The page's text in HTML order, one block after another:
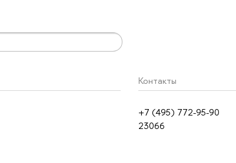
Контакты
+7 (495) 772-95-90
23066